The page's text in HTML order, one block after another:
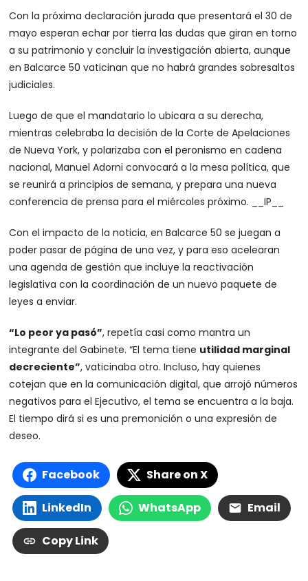
Con la próxima declaración jurada que presentará el 30 de
mayo esperan echar por tierra las dudas que giran en torno
a su patrimonio y concluir la investigación abierta, aunque
en Balcarce 50 vaticinan que no habrá grandes sobresaltos
judiciales.
Luego de que el mandatario lo ubicara a su derecha,
mientras celebraba la decisión de la Corte de Apelaciones
de Nueva York, y polarizaba con el peronismo en cadena
nacional, Manuel Adorni convocará a la mesa política, que
se reunirá a principios de semana, y prepara una nueva
conferencia de prensa para el miércoles próximo.
__IP__
Con el impacto de la noticia, en Balcarce 50 se juegan a
poder pasar de página de una vez, y para eso acelearan
una agenda de gestión que incluye la reactivación
legislativa con la coordinación de un nuevo paquete de
leyes a enviar.
“Lo peor ya pasó”, repetía casi como mantra un
integrante del Gabinete. “El tema tiene utilidad marginal
decreciente”, vaticinaba otro. Incluso, hay quienes
cotejan que en la comunicación digital, que arrojó números
negativos para el Ejecutivo, el tema se encuentra a la baja.
El tiempo dirá si es una premonición o una expresión de
deseo.
Facebook Share on X
LinkedIn WhatsApp Email
Copy Link